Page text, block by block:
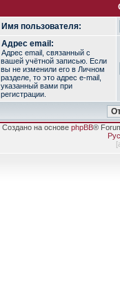
Имя пользователя:
Адрес email:
Адрес email, связанный с
вашей учётной записью. Если
вы не изменили его в Личном
разделе, то это адрес e-mail,
указанный вами при
регистрации.
Создано на основе phpBB®
[